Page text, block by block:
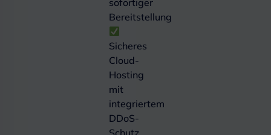
sofortiger
Bereitstellung
Sicheres
Cloud-
Hosting
mit
integriertem
DDoS-
Schutz